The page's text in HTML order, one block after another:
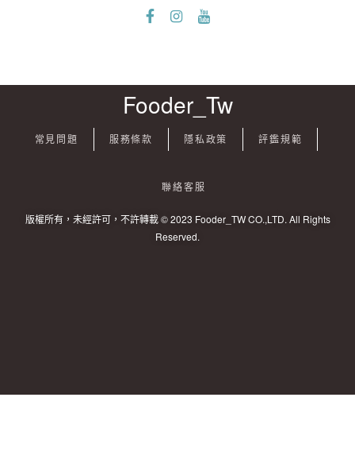
Fooder_Tw
常見問題 服務條款 隱私政策 評鑑規範
聯絡客服
版權所有，未經許可，不許轉載 © 2023 Fooder_TW CO.,LTD. All Rights
Reserved.